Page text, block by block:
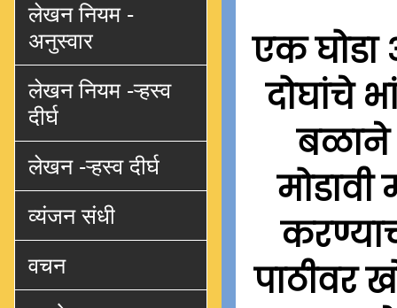
एक
दोघांचे
बळाने
पाठीवर
लेखन नियम -
अनुस्वार
लेखन नियम -ऱ्हस्व
दीर्घ
लेखन -ऱ्हस्व दीर्घ
व्यंजन संधी
वचन